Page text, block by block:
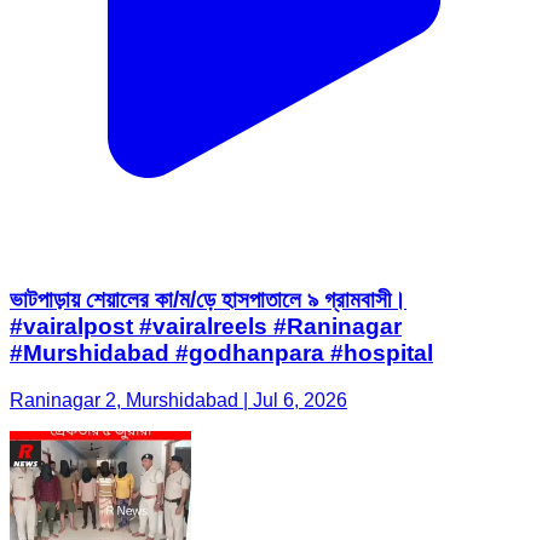
ভাটপাড়ায় শেয়ালের কা/ম/ড়ে হাসপাতালে ৯ গ্রামবাসী।
#vairalpost #vairalreels #Raninagar
#Murshidabad #godhanpara #hospital
Raninagar 2, Murshidabad | Jul 6, 2026